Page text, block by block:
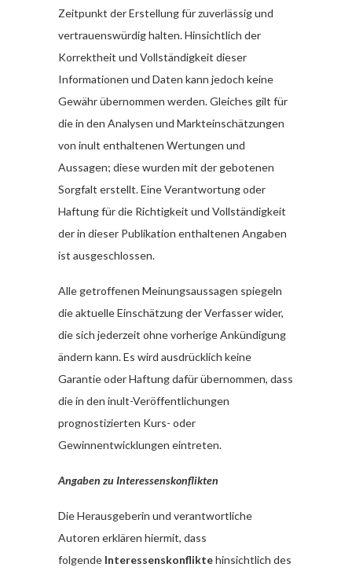
Zeitpunkt der Erstellung für zuverlässig und
vertrauenswürdig halten. Hinsichtlich der
Korrektheit und Vollständigkeit dieser
Informationen und Daten kann jedoch keine
Gewähr übernommen werden. Gleiches gilt für
die in den Analysen und Markteinschätzungen
von inult enthaltenen Wertungen und
Aussagen; diese wurden mit der gebotenen
Sorgfalt erstellt. Eine Verantwortung oder
Haftung für die Richtigkeit und Vollständigkeit
der in dieser Publikation enthaltenen Angaben
ist ausgeschlossen.
Alle getroffenen Meinungsaussagen spiegeln
die aktuelle Einschätzung der Verfasser wider,
die sich jederzeit ohne vorherige Ankündigung
ändern kann. Es wird ausdrücklich keine
Garantie oder Haftung dafür übernommen, dass
die in den inult-Veröffentlichungen
prognostizierten Kurs- oder
Gewinnentwicklungen eintreten.
Angaben zu Interessenskonflikten
Die Herausgeberin und verantwortliche
Autoren erklären hiermit, dass
folgende Interessenskonfliktehinsichtlich des